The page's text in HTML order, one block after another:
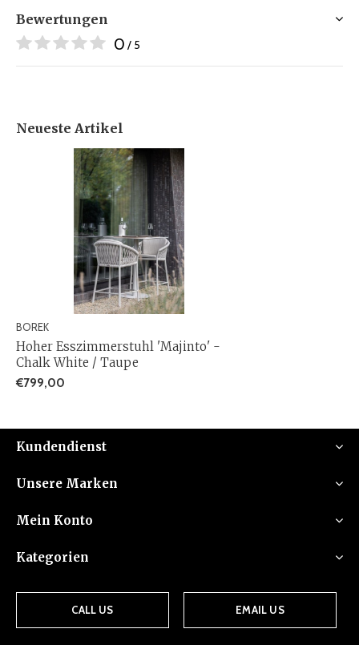
Bewertungen
0 / 5
Neueste Artikel
BOREK
Hoher Esszimmerstuhl 'Majinto' -
Chalk White / Taupe
€799,00
Kundendienst
Unsere Marken
Mein Konto
Kategorien
CALL US EMAIL US